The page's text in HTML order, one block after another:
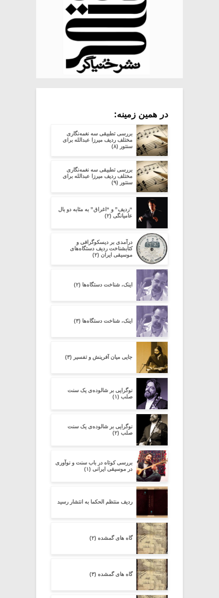
در همین زمینه:
بررسی تطبیقی سه نغمه‌نگاری
مختلف ردیف میرزا عبدالله برای
سنتور (۸)
بررسی تطبیقی سه نغمه‌نگاری
مختلف ردیف میرزا عبدالله برای
سنتور (۹)
“ردیف” و “اغراق” به مثابه دو بال
عامیانگی (۲)
در‌آمدی بر دیسکوگرافی و
کتابشناخت ردیف دستگاه‌های
موسیقی ایران (۲)
اینک، شناخت دستگاه‌ها (۲)
اینک، شناخت دستگاه‌ها (۳)
جایی میان آفرینش و تفسیر (۳)
نوگرایی بر شالوده‌ی یک سنت
صلب (۱)
نوگرایی بر شالوده‌ی یک سنت
صلب (۲)
بررسی کوتاه در باب سنت و نوآوری
در موسیقی ایرانی (۱)
ردیف منتظم الحکما به انتشار رسید
گاه های گمشده (۲)
گاه های گمشده (۳)